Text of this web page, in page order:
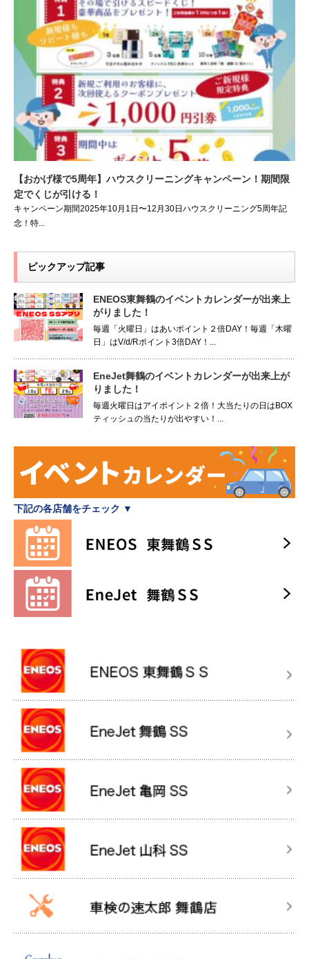
【おかげ様で5周年】ハウスクリーニングキャンペーン！期間限
定でくじが引ける！
キャンペーン期間2025年10月1日〜12月30日ハウスクリーニング5周年記
念！特...
ピックアップ記事
ENEOS東舞鶴のイベントカレンダーが出来上
がりました！
毎週「火曜日」はあいポイント２倍DAY！毎週「木曜
日」はV/d/Rポイント3倍DAY！...
EneJet舞鶴のイベントカレンダーが出来上が
りました！
毎週火曜日はアイポイント２倍！大当たりの日はBOX
ティッシュの当たりが出やすい！...
下記の各店舗をチェック ▼